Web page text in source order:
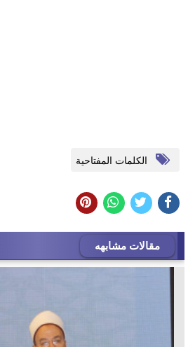
الكلمات المفتاحية
مقالات مشابهه